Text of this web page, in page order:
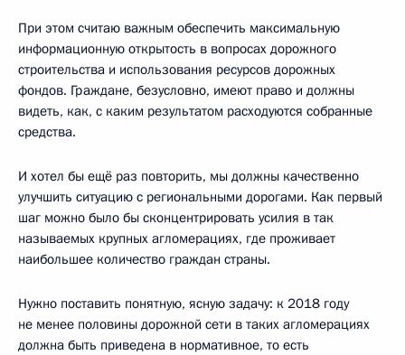
При этом считаю важным обеспечить максимальную
информационную открытость в вопросах дорожного
строительства и использования ресурсов дорожных
фондов. Граждане, безусловно, имеют право и должны
видеть, как, с каким результатом расходуются собранные
средства.
И хотел бы ещё раз повторить, мы должны качественно
улучшить ситуацию с региональными дорогами. Как первый
шаг можно было бы сконцентрировать усилия в так
называемых крупных агломерациях, где проживает
наибольшее количество граждан страны.
Нужно поставить понятную, ясную задачу: к 2018 году
не менее половины дорожной сети в таких агломерациях
должна быть приведена в нормативное, то есть